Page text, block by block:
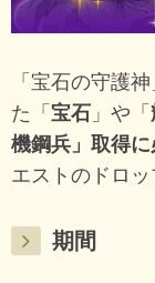
「宝石の守護
た「 宝石 」や「
機鋼兵」取得に
エストのドロッ
期間